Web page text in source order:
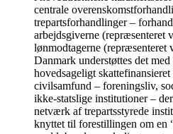
centrale
trepartsforhandlinger –
arbejdsgiverne (repræsenteret
lønmodtagerne
Danmark understøttes det
hovedsageligt
civilsamfund – foreningsliv,
ikke-statslige institutioner –
netværk af trepartsstyrede
knyttet til forestillingen om en